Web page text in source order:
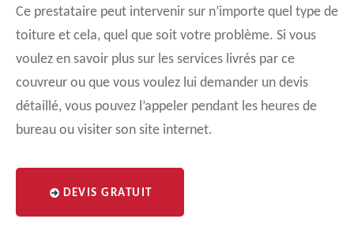
Ce prestataire peut intervenir sur n’importe quel type de
toiture et cela, quel que soit votre problème. Si vous
voulez en savoir plus sur les services livrés par ce
couvreur ou que vous voulez lui demander un devis
détaillé, vous pouvez l’appeler pendant les heures de
bureau ou visiter son site internet.
DEVIS GRATUIT